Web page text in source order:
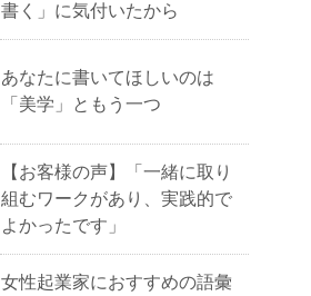
書く」に気付いたから
あなたに書いてほしいのは
「美学」ともう一つ
【お客様の声】「一緒に取り
組むワークがあり、実践的で
よかったです」
女性起業家におすすめの語彙